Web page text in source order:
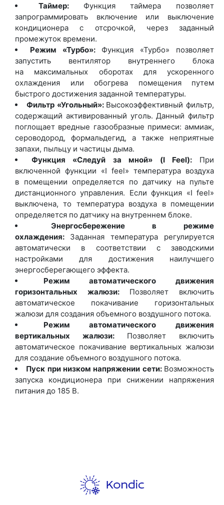
Таймер:
Функция таймера позволяет
запрограммировать включение или выключение
кондиционера с отсрочкой, через заданный
промежуток времени.
Режим
«Турбо»: Функция «Турбо» позволяет
запустить вентилятор внутреннего блока
на максимальных оборотах для ускоренного
охлаждения или обогрева помещения путем
быстрого достижения заданной температуры.
Фильтр «Угольный»: Высокоэффективный фильтр,
содержащий активированный уголь. Данный фильтр
поглощает вредные газообразные примеси: аммиак,
сероводород, формальдегид, а также неприятные
запахи, пыльцу и частицы дыма.
Функция
«Следуй за мной» (IFeel):
При
включенной функции «I feel» температура воздуха
в помещении определяется по датчику на пульте
дистанционного управления. Если функция «I feel»
выключена, то температура воздуха в помещении
определяется по датчику на внутреннем блоке.
Энергосбережение в режиме
охлаждения:
Заданная температура регулируется
автоматически в соответствии с заводскими
настройками для достижения наилучшего
энергосберегающего эффекта.
Режим автоматического движения
горизонтальных жалюзи:
Позволяет включить
автоматическое покачивание горизонтальных
жалюзи для создания объемного воздушного потока.
Режим автоматического движения
вертикальных жалюзи:
Позволяет включить
автоматическое покачивание вертикальных жалюзи
для создание объемного воздушного потока.
Пуск при низком напряжении сети: Возможность
запуска кондиционера при снижении напряжения
питания до 185 В.